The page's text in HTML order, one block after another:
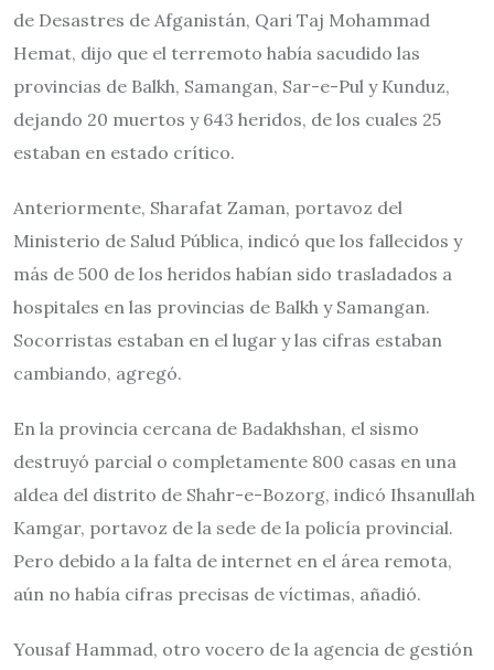
de Desastres de Afganistán, Qari Taj Mohammad
Hemat, dijo que el terremoto había sacudido las
provincias de Balkh, Samangan, Sar-e-Pul y Kunduz,
dejando 20 muertos y 643 heridos, de los cuales 25
estaban en estado crítico.
Anteriormente, Sharafat Zaman, portavoz del
Ministerio de Salud Pública, indicó que los fallecidos y
más de 500 de los heridos habían sido trasladados a
hospitales en las provincias de Balkh y Samangan.
Socorristas estaban en el lugar y las cifras estaban
cambiando, agregó.
En la provincia cercana de Badakhshan, el sismo
destruyó parcial o completamente 800 casas en una
aldea del distrito de Shahr-e-Bozorg, indicó Ihsanullah
Kamgar, portavoz de la sede de la policía provincial.
Pero debido a la falta de internet en el área remota,
aún no había cifras precisas de víctimas, añadió.
Yousaf Hammad, otro vocero de la agencia de gestión